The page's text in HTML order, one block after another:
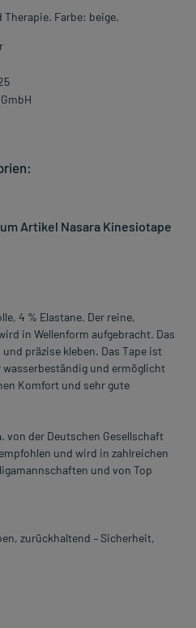
Farbe: beige.
Artikel Nasara Kinesiotape
4 % Elastane. Der reine,
in Wellenform aufgebracht. Das
präzise kleben. Das Tape ist
und ermöglicht
Komfort und sehr gute
von der Deutschen Gesellschaft
und wird in zahlreichen
und von Top
zurückhaltend – Sicherheit,